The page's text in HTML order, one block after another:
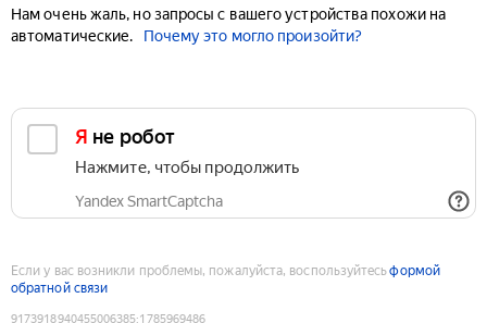
Нам очень жаль, но запросы с вашего устройства похожи на
автоматические.
Почему это могло произойти?
Я не робот
Нажмите, чтобы продолжить
Yandex SmartCaptcha
Если у вас возникли проблемы, пожалуйста, воспользуйтесьформой
обратной связи
9173918940455006385:1785969486